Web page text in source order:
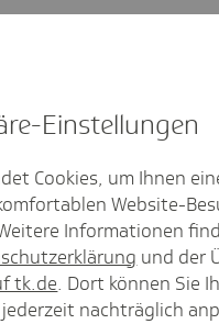
Einstel­lungen
Cookies, um Ihnen
Website-
Informationen
und der
tk.de. Dort können Sie
nachträglich